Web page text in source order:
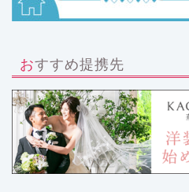
おすすめ提携先